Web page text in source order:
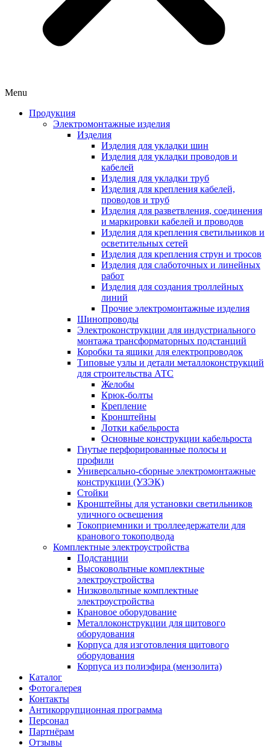
Menu
Продукция
Электромонтажные изделия
Изделия
Изделия для укладки шин
Изделия для укладки проводов и
кабелей
Изделия для укладки труб
Изделия для крепления кабелей,
проводов и труб
Изделия для разветвления, соединения
и маркировки кабелей и проводов
Изделия для крепления светильников и
осветительных сетей
Изделия для крепления струн и тросов
Изделия для слаботочных и линейных
работ
Изделия для создания троллейных
линий
Прочие электромонтажные изделия
Шинопроводы
Электроконструкции для индустриального
монтажа трансформаторных подстанций
Коробки та ящики для електропроводок
Типовые узлы и детали металлоконструкций
для строительства АТС
Желобы
Крюк-болты
Крепление
Кронштейны
Лотки кабельроста
Основные конструкции кабельроста
Гнутые перфорированные полосы и
профили
Универсально-сборные электромонтажные
конструкции (УЗЭК)
Стойки
Кронштейны для установки светильников
уличного освещения
Токоприемники и троллеедержатели для
кранового токоподвода
Комплектные электроустройства
Подстанции
Высоковольтные комплектные
электроустройства
Низковольтные комплектные
электроустройства
Крановое оборудование
Металлоконструкции для щитового
оборудования
Корпуса для изготовления щитового
оборудования
Корпуса из полиэфира (мензолита)
Каталог
Фотогалерея
Контакты
Антикоррупционная программа
Персонал
Партнёрам
Отзывы